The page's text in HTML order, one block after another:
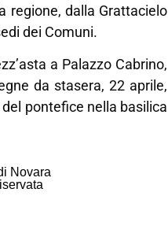
regione, dalla Grattacielo
dei Comuni.
a Palazzo Cabrino,
da stasera, 22 aprile,
pontefice nella basilica
Novara